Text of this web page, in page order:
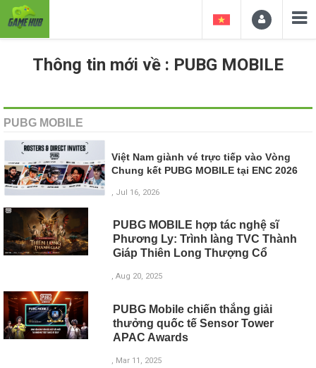
Thông tin mới về : PUBG MOBILE
PUBG MOBILE
Việt Nam giành vé trực tiếp vào Vòng
Chung kết PUBG MOBILE tại ENC 2026
, Jul 16, 2026
PUBG MOBILE hợp tác nghệ sĩ
Phương Ly: Trình làng TVC Thành
Giáp Thiên Long Thượng Cổ
, Aug 20, 2025
PUBG Mobile chiến thắng giải
thưởng quốc tế Sensor Tower
APAC Awards
, Mar 11, 2025